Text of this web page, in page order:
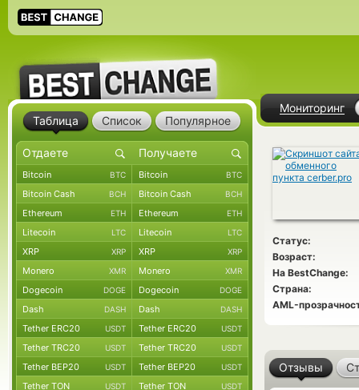
Мониторинг
Статус:
Возраст:
На BestChange:
Страна:
AML-
Отзывы
Таблица Список Популярное
Bitcoin BTC Bitcoin BTC
Bitcoin Cash BCH Bitcoin Cash BCH
Ethereum ETH Ethereum ETH
Litecoin LTC Litecoin LTC
XRP XRP XRP XRP
Monero XMR Monero XMR
Dogecoin DOGE Dogecoin DOGE
Dash DASH Dash DASH
Tether ERC20 USDT Tether ERC20 USDT
Tether TRC20 USDT Tether TRC20 USDT
Tether BEP20 USDT Tether BEP20 USDT
Tether TON USDT Tether TON USDT